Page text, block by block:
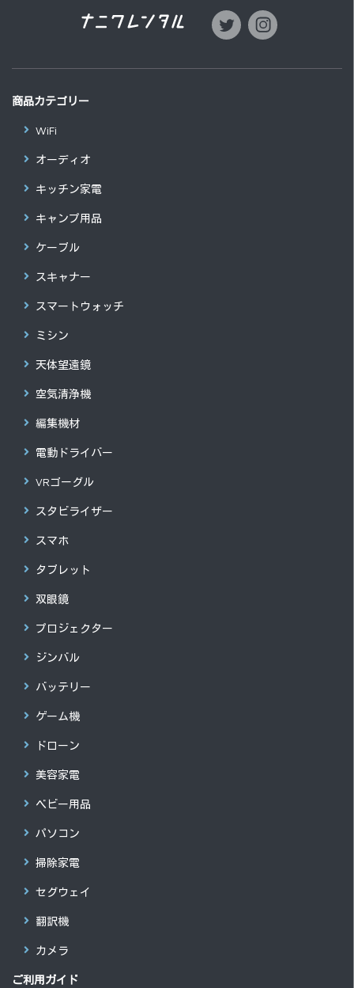
商品カテゴリー
WiFi
オーディオ
キッチン家電
キャンプ用品
ケーブル
スキャナー
スマートウォッチ
ミシン
天体望遠鏡
空気清浄機
編集機材
電動ドライバー
VRゴーグル
スタビライザー
スマホ
タブレット
双眼鏡
プロジェクター
ジンバル
バッテリー
ゲーム機
ドローン
美容家電
ベビー用品
パソコン
掃除家電
セグウェイ
翻訳機
カメラ
ご利用ガイド